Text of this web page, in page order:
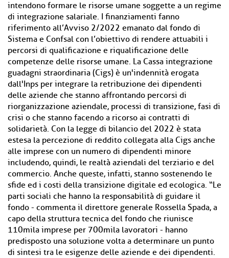
intendono formare le risorse umane soggette a un regime
di integrazione salariale. I finanziamenti fanno
riferimento all’Avviso 2/2022 emanato dal fondo di
Sistema e Confsal con l’obiettivo di rendere attuabili i
percorsi di qualificazione e riqualificazione delle
competenze delle risorse umane. La Cassa integrazione
guadagni straordinaria (Cigs) è un'indennità erogata
dall'Inps per integrare la retribuzione dei dipendenti
delle aziende che stanno affrontando percorsi di
riorganizzazione aziendale, processi di transizione, fasi di
crisi o che stanno facendo a ricorso ai contratti di
solidarietà. Con la legge di bilancio del 2022 è stata
estesa la percezione di reddito collegata alla Cigs anche
alle imprese con un numero di dipendenti minore
includendo, quindi, le realtà aziendali del terziario e del
commercio. Anche queste, infatti, stanno sostenendo le
sfide ed i costi della transizione digitale ed ecologica. “Le
parti sociali che hanno la responsabilità di guidare il
fondo - commenta il direttore generale Rossella Spada, a
capo della struttura tecnica del fondo che riunisce
110mila imprese per 700mila lavoratori - hanno
predisposto una soluzione volta a determinare un punto
di sintesi tra le esigenze delle aziende e dei dipendenti.